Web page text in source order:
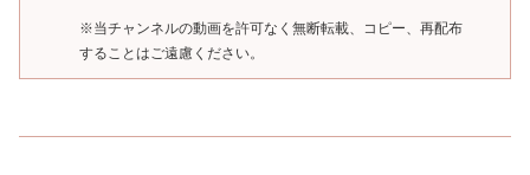
※当チャンネルの動画を許可なく無断転載、コピー、再配布
することはご遠慮ください。